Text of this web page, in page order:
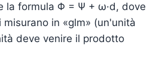
la formula Φ = Ψ + ω·d, dove
in «glm» (un'unità
deve venire il prodotto